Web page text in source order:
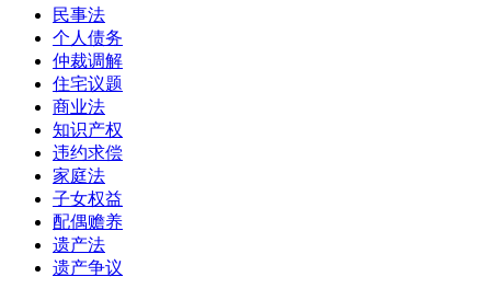
民事法
个人债务
仲裁调解
住宅议题
商业法
知识产权
违约求偿
家庭法
子女权益
配偶赡养
遗产法
遗产争议